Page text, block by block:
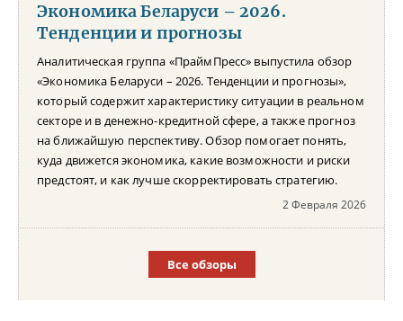
Экономика Беларуси – 2026.
Тенденции и прогнозы
Аналитическая группа «ПраймПресс» выпустила обзор
«Экономика Беларуси – 2026. Тенденции и прогнозы»,
который содержит характеристику ситуации в реальном
секторе и в денежно-кредитной сфере, а также прогноз
на ближайшую перспективу. Обзор помогает понять,
куда движется экономика, какие возможности и риски
предстоят, и как лучше скорректировать стратегию.
2 Февраля 2026
Все обзоры